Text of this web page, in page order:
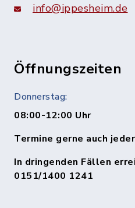
info@ippesheim.de
Öffnungszeiten
Donnerstag:
08:00-12:00 Uhr
Termine gerne auch
In dringenden Fällen
0151/1400 1241